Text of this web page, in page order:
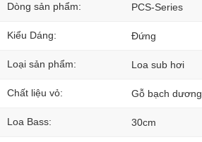
Dòng sản phẩm: PCS-Series
Kiểu Dáng: Đứng
Loại sản phẩm: Loa sub hơi
Chất liệu vỏ: Gỗ bạch dương
Loa Bass: 30cm